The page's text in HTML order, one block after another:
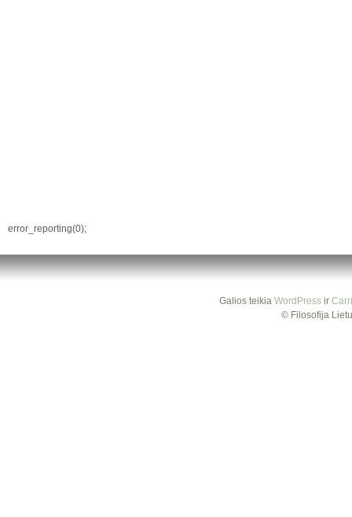
error_reporting(0);
Galios teikia WordPressir
© Filosofija